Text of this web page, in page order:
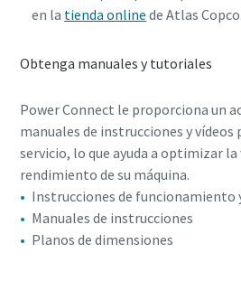
en la tienda online de Atlas Copco.
Obtenga manuales y tutoriales
Power Connect le proporciona un
manuales de instrucciones y vídeos
servicio, lo que ayuda a optimizar
rendimiento de su máquina.
Instrucciones de funcionamiento
Manuales de instrucciones
Planos de dimensiones